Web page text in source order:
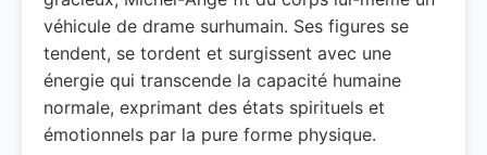
véhicule de drame surhumain. Ses figures se
tendent, se tordent et surgissent avec une
énergie qui transcende la capacité humaine
normale, exprimant des états spirituels et
émotionnels par la pure forme physique.